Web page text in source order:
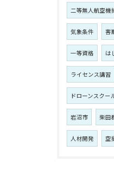
二等無人航空機
気象条件 害
一等資格 は
ライセンス講習
ドローンスクー
岩沼市 柴田
人材開発 空